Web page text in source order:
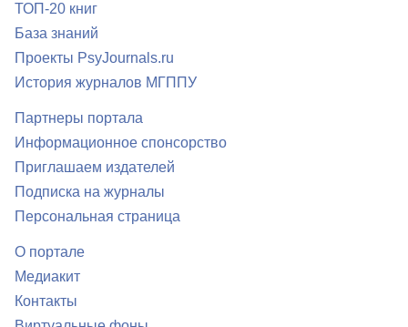
ТОП-20 книг
База знаний
Проекты PsyJournals.ru
История журналов МГППУ
Партнеры портала
Информационное спонсорство
Приглашаем издателей
Подписка на журналы
Персональная страница
О портале
Медиакит
Контакты